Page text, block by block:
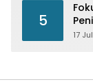
5
17